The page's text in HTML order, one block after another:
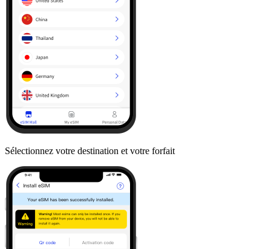
Sélectionnez votre destination et votre forfait